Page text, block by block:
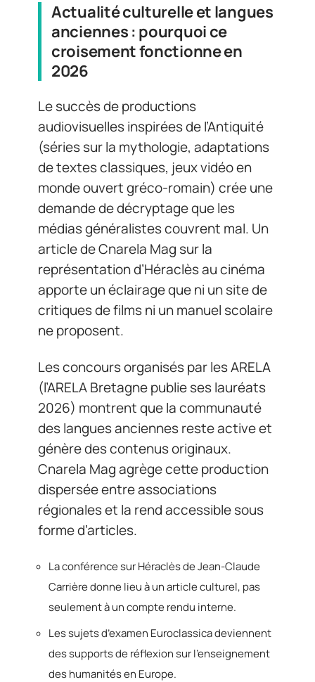
Actualité culturelle et langues
anciennes : pourquoi ce
croisement fonctionne en
2026
Le succès de productions
audiovisuelles inspirées de l’Antiquité
(séries sur la mythologie, adaptations
de textes classiques, jeux vidéo en
monde ouvert gréco-romain) crée une
demande de décryptage que les
médias généralistes couvrent mal. Un
article de Cnarela Mag sur la
représentation d’Héraclès au cinéma
apporte un éclairage que ni un site de
critiques de films ni un manuel scolaire
ne proposent.
Les concours organisés par les ARELA
(l’ARELA Bretagne publie ses lauréats
2026) montrent que la communauté
des langues anciennes reste active et
génère des contenus originaux.
Cnarela Mag agrège cette production
dispersée entre associations
régionales et la rend accessible sous
forme d’articles.
La conférence sur Héraclès de Jean-Claude
Carrière donne lieu à un article culturel, pas
seulement à un compte rendu interne.
Les sujets d’examen Euroclassica deviennent
des supports de réflexion sur l’enseignement
des humanités en Europe.